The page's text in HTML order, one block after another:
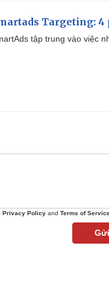
Targeting:
tập trung vào việc
Privacy Policy and Terms of